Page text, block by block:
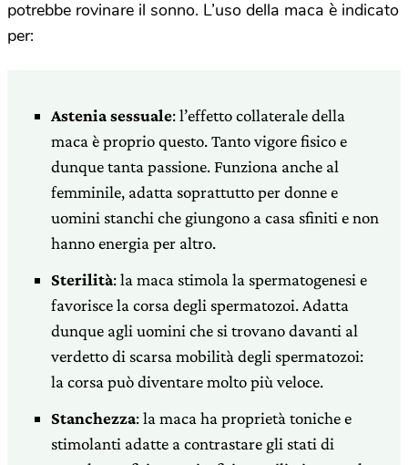
potrebbe rovinare il sonno. L’uso della maca è indicato
per:
Astenia sessuale: l’effetto collaterale della
maca è proprio questo. Tanto vigore fisico e
dunque tanta passione. Funziona anche al
femminile, adatta soprattutto per donne e
uomini stanchi che giungono a casa sfiniti e non
hanno energia per altro.
Sterilità: la maca stimola la spermatogenesi e
favorisce la corsa degli spermatozoi. Adatta
dunque agli uomini che si trovano davanti al
verdetto di scarsa mobilità degli spermatozoi:
la corsa può diventare molto più veloce.
Stanchezza: la maca ha proprietà toniche e
stimolanti adatte a contrastare gli stati di